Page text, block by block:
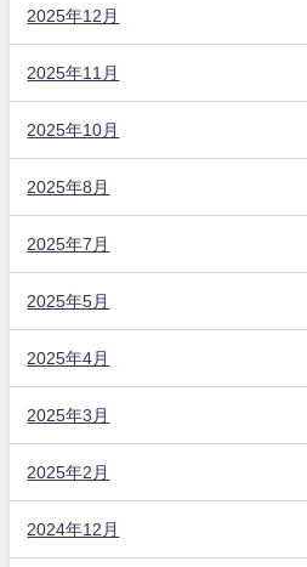
2025年12月
2025年11月
2025年10月
2025年8月
2025年7月
2025年5月
2025年4月
2025年3月
2025年2月
2024年12月